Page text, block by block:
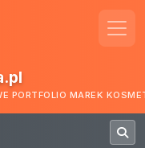
PORTFOLIO MAREK